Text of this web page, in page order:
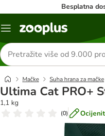
Besplatna
Izbornik
Traži
proizvode
Mačke Suha hrana za mačke
Ultima Cat PRO+
1,1 kg
(0)